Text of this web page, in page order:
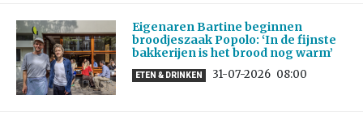
Eigenaren Bartine beginnen
broodjeszaak Popolo: ‘In de fijnste
bakkerijen is het brood nog warm’
ETEN & DRINKEN 31-07-2026 08:00